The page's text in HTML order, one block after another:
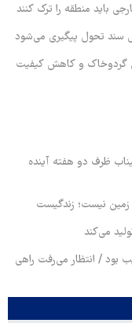
باید منطقه را ترک کنند
سند تحول پیگیری می‌شود
گردوخاک و کاهش کیفیت
ظرف دو هفته آینده
نیست؛ زندگیست
بود / انتظار می‌رفت راهی